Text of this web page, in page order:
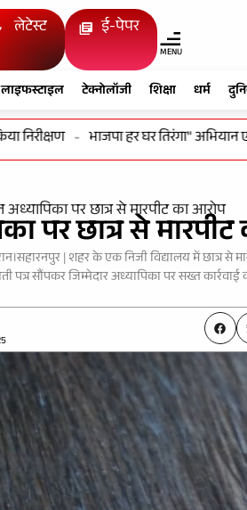
लेटेस्ट ई-पेपर
MENU
लाइफस्टाइल टेक्नोलॉजी शिक्षा धर्म
- भाजपा हर घर तिरंगा" अभियान एवं
पर छात्र से मारपीट का आरोप
पर छात्र से
| शहर के एक निजी विद्यालय में छात्र
सौंपकर जिम्मेदार अध्यापिका पर सख्त कार्रवाई